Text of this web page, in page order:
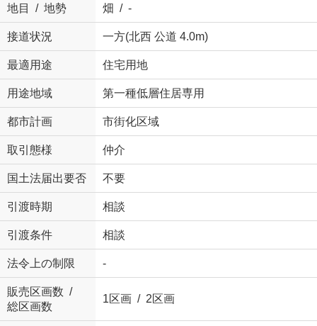
地目 / 地勢 畑 / -
接道状況 一方(北西 公道 4.0m)
最適用途 住宅用地
用途地域 第一種低層住居専用
都市計画 市街化区域
取引態様 仲介
国土法届出要否 不要
引渡時期 相談
引渡条件 相談
法令上の制限 -
販売区画数 /
総区画数
1区画 / 2区画